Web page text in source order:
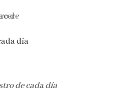
día
de cada día
de amantes de la